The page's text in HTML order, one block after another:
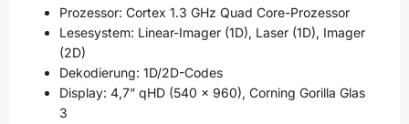
Prozessor: Cortex 1.3 GHz Quad Core-Prozessor
Lesesystem: Linear-Imager (1D), Laser (1D), Imager
(2D)
Dekodierung: 1D/2D-Codes
Display: 4,7” qHD (540 x 960), Corning Gorilla Glas
3